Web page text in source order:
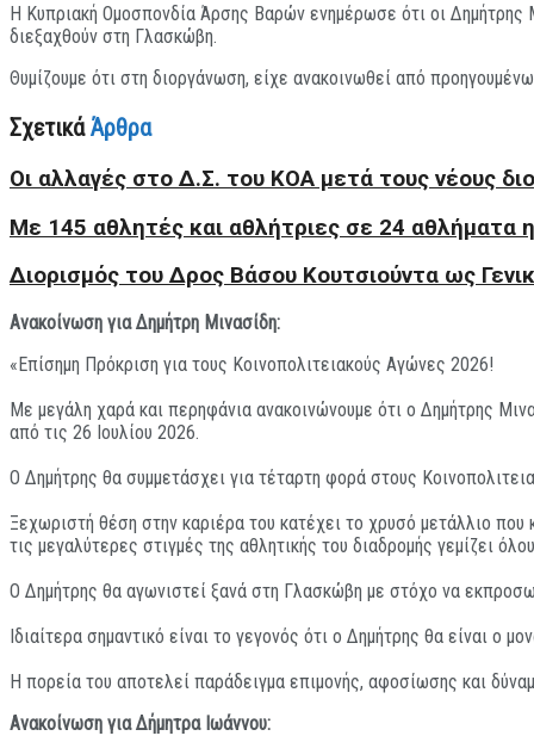
Η Κυπριακή Ομοσπονδία Άρσης Βαρών ενημέρωσε ότι οι Δημήτρης
διεξαχθούν στη Γλασκώβη.
Θυμίζουμε ότι στη διοργάνωση, είχε ανακοινωθεί από
ΣχετικάΆρθρα
Οι αλλαγές στο Δ.Σ. του ΚΟΑ μετά τους νέους
Με 145 αθλητές και αθλήτριες σε 24 αθλήματα
Διορισμός του Δρος Βάσου Κουτσιούντα ως
Ανακοίνωση για Δημήτρη Μινασίδη:
«Επίσημη Πρόκριση για τους Κοινοπολιτειακούς Αγώνες 2026!
Με μεγάλη χαρά και περηφάνια ανακοινώνουμε ότι ο Δημήτρης
από τις 26 Ιουλίου 2026.
Ο Δημήτρης θα συμμετάσχει για τέταρτη φορά στους
Ξεχωριστή θέση στην καριέρα του κατέχει το χρυσό μετάλλιο
τις μεγαλύτερες στιγμές της αθλητικής του διαδρομής γεμίζει
Ο Δημήτρης θα αγωνιστεί ξανά στη Γλασκώβη με στόχο να
Ιδιαίτερα σημαντικό είναι το γεγονός ότι ο Δημήτρης θα είναι
Η πορεία του αποτελεί παράδειγμα επιμονής, αφοσίωσης και
Ανακοίνωση για Δήμητρα Ιωάννου: